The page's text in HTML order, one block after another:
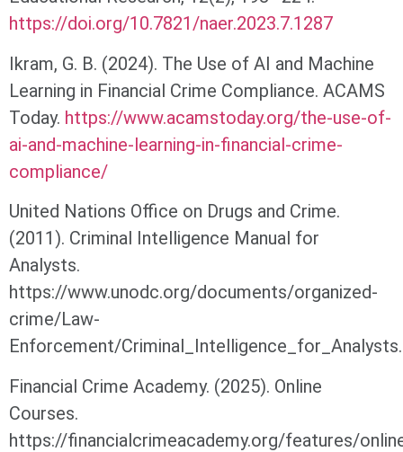
https://doi.org/10.7821/naer.2023.7.1287
Ikram, G. B. (2024). The Use of AI and Machine
Learning in Financial Crime Compliance. ACAMS
Today. https://www.acamstoday.org/the-use-of-
ai-and-machine-learning-in-financial-crime-
compliance/
United Nations Office on Drugs and Crime.
(2011). Criminal Intelligence Manual for
Analysts.
https://www.unodc.org/documents/organized-
crime/Law-
Enforcement/
Financial Crime Academy. (2025). Online
Courses.
https://financialcrimeacademy.org/features/